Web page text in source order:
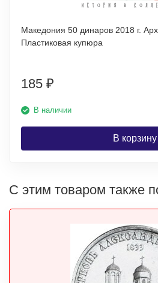
Македония 50 динаров 2018 г.
Пластиковая купюра
185 ₽
В наличии
В корзину
С этим товаром также